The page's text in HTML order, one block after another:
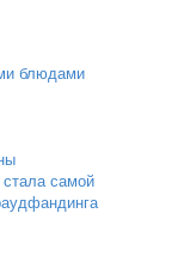
блюдами
самой